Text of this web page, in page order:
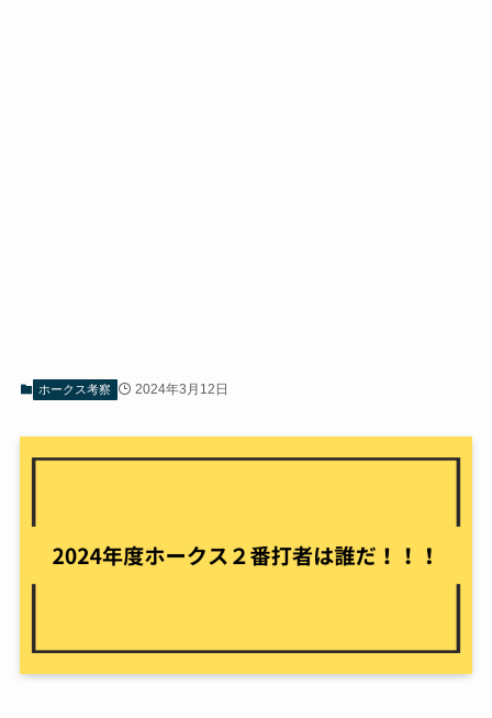
ホークス考察 2024年3月12日